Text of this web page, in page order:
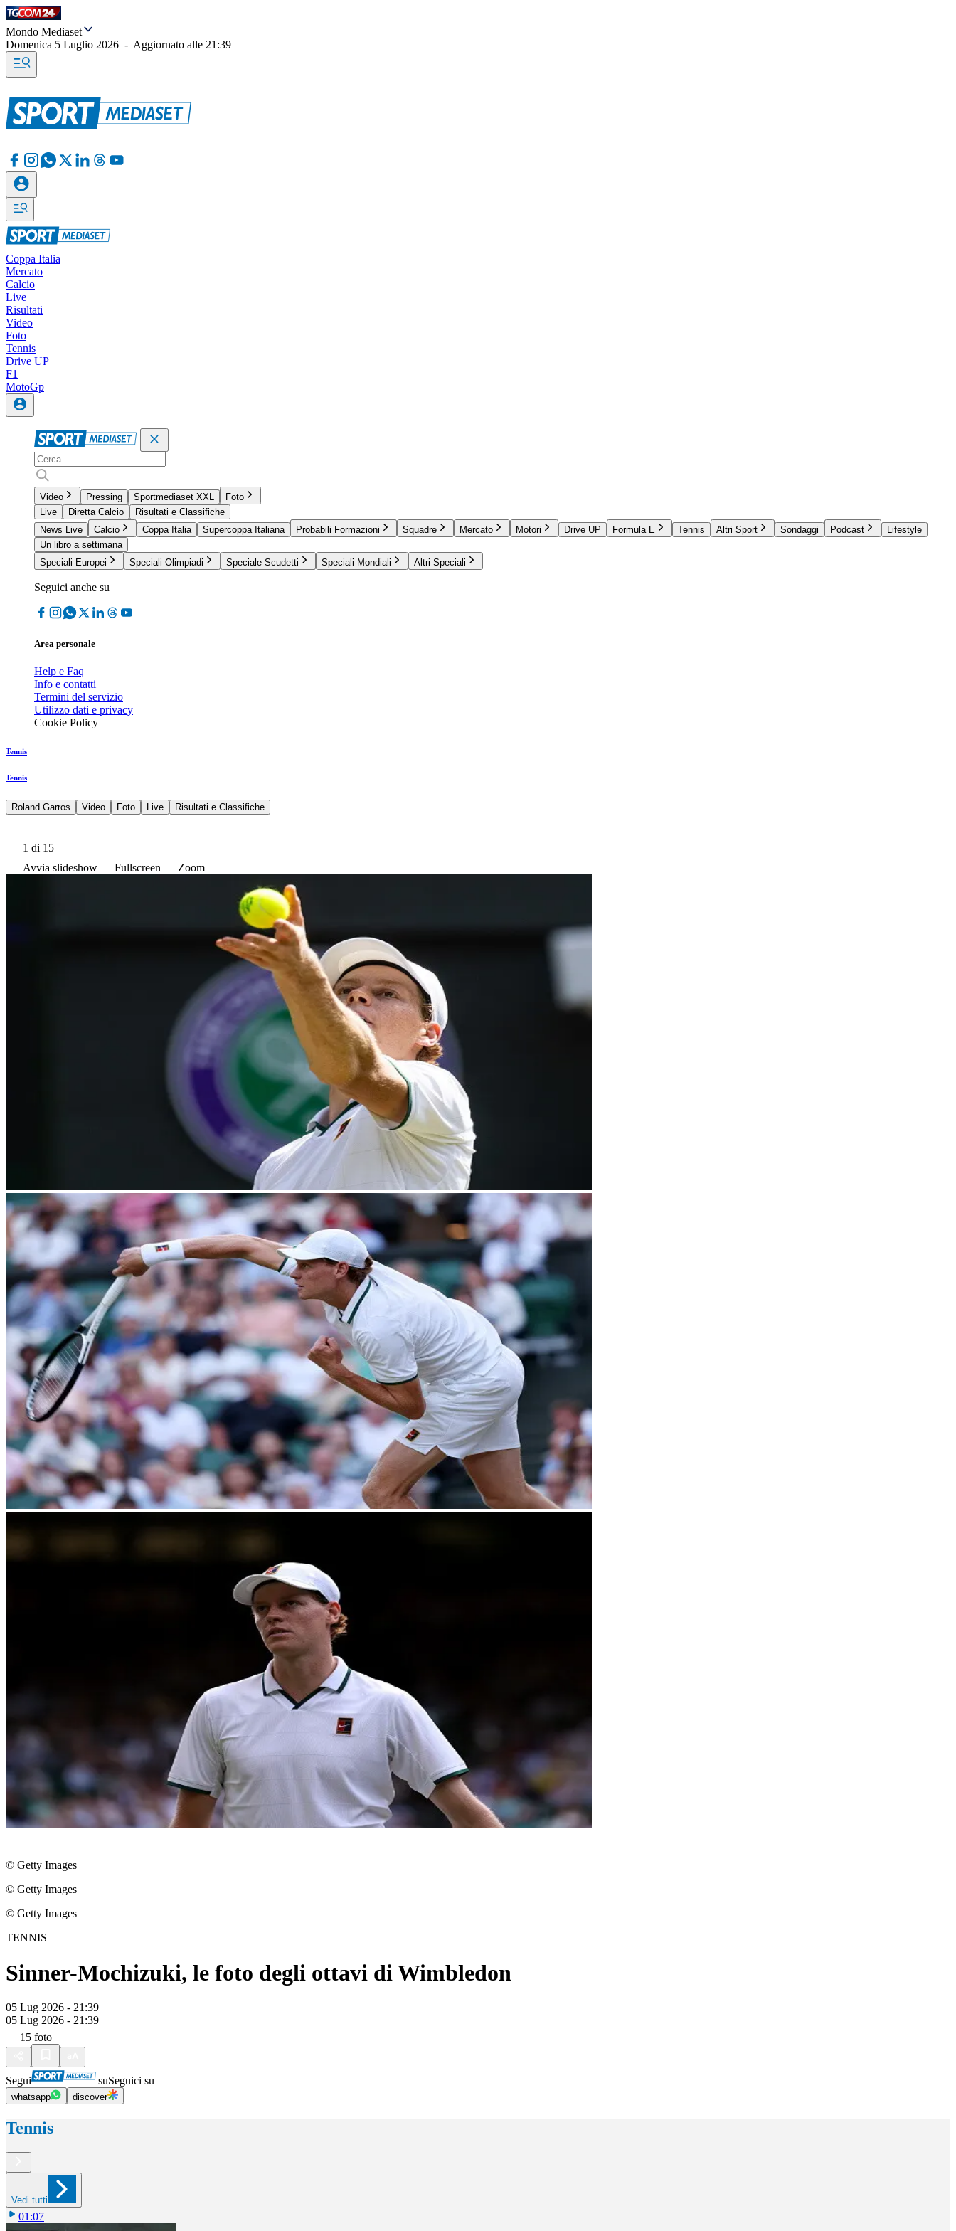
Mondo Mediaset
Domenica 5 Luglio 2026 - Aggiornato alle 21:39
Coppa Italia
Mercato
Calcio
Live
Risultati
Video
Foto
Tennis
Drive UP
F1
MotoGp
Video Pressing Sportmediaset XXL
Foto
Live
Diretta Calcio
Risultati e Classifiche
News Live
Calcio Coppa Italia Supercoppa Italiana Probabili Formazioni Squadre Mercato Motori Drive UP Formula E Tennis Altri Sport Sondaggi Podcast
Lifestyle
Un libro a settimana
Speciali Europei
Speciali Olimpiadi Speciale Scudetti Speciali Mondiali Altri Speciali
Seguici anche su
Area personale
Help e Faq
Info e contatti
Termini del servizio
Utilizzo dati e privacy
Cookie Policy
Tennis
Tennis
Roland Garros Video Foto Live Risultati e Classifiche
1 di 15
Avvia slideshow
Fullscreen Zoom
© Getty Images
© Getty Images
© Getty Images
TENNIS
Sinner-Mochizuki, le foto degli ottavi di Wimbledon
05 Lug 2026 - 21:39
05 Lug 2026 - 21:39
15 foto
Segui suSeguici su
whatsapp discover
Tennis
Vedi tutti
01:07